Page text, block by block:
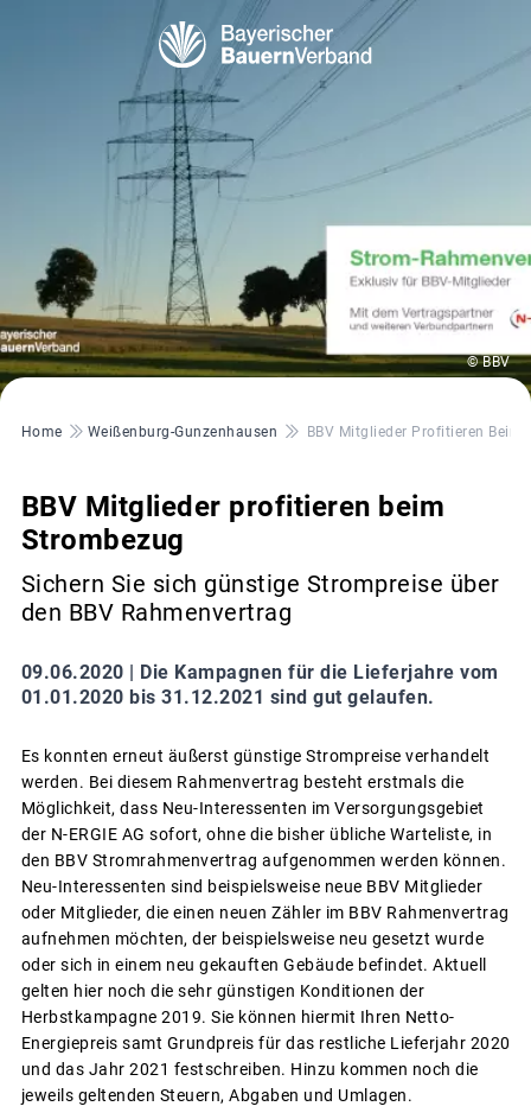
© BBV
Pfadnavigation
Home Weißenburg-Gunzenhausen BBV Mitglieder Profitieren Beim
BBV Mitglieder profitieren beim
Strombezug
Sichern Sie sich günstige Strompreise über
den BBV Rahmenvertrag
09.06.2020 | Die Kampagnen für die Lieferjahre vom
01.01.2020 bis 31.12.2021 sind gut gelaufen.
Es konnten erneut äußerst günstige Strompreise verhandelt
werden. Bei diesem Rahmenvertrag besteht erstmals die
Möglichkeit, dass Neu-Interessenten im Versorgungsgebiet
der N-ERGIE AG sofort, ohne die bisher übliche Warteliste, in
den BBV Stromrahmenvertrag aufgenommen werden können.
Neu-Interessenten sind beispielsweise neue BBV Mitglieder
oder Mitglieder, die einen neuen Zähler im BBV Rahmenvertrag
aufnehmen möchten, der beispielsweise neu gesetzt wurde
oder sich in einem neu gekauften Gebäude befindet. Aktuell
gelten hier noch die sehr günstigen Konditionen der
Herbstkampagne 2019. Sie können hiermit Ihren Netto-
Energiepreis samt Grundpreis für das restliche Lieferjahr 2020
und das Jahr 2021 festschreiben. Hinzu kommen noch die
jeweils geltenden Steuern, Abgaben und Umlagen.